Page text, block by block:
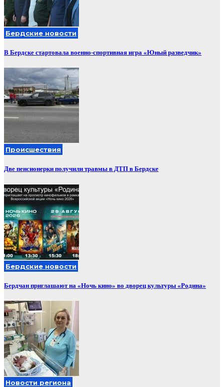
Бердские новости
В Бердске стартовала военно-спортивная игра «Юный разведчик»
Происшествия
Две пенсионерки получили травмы в ДТП в Бердске
Бердские новости
Бердчан приглашают на «Ночь кино» во дворец культуры «Родина»
Новости региона